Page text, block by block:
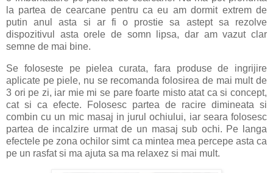
la partea de cearcane pentru ca eu am dormit extrem de
putin anul asta si ar fi o prostie sa astept sa rezolve
dispozitivul asta orele de somn lipsa, dar am vazut clar
semne de mai bine.
Se foloseste pe pielea curata, fara produse de ingrijire
aplicate pe piele, nu se recomanda folosirea de mai mult de
3 ori pe zi, iar mie mi se pare foarte misto atat ca si concept,
cat si ca efecte. Folosesc partea de racire dimineata si
combin cu un mic masaj in jurul ochiului, iar seara folosesc
partea de incalzire urmat de un masaj sub ochi. Pe langa
efectele pe zona ochilor simt ca mintea mea percepe asta ca
pe un rasfat si ma ajuta sa ma relaxez si mai mult.